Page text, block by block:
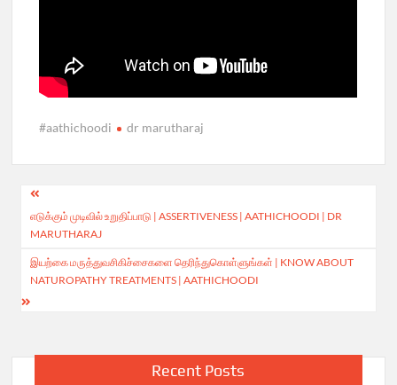
#aathichoodi dr marutharaj
Post
navigation
எடுக்கும் முடிவில் உறுதிப்பாடு | ASSERTIVENESS | AATHICHOODI | DR
MARUTHARAJ
இயற்கை மருத்துவசிகிச்சைகளை தெரிந்துகொள்ளுங்கள் | KNOW ABOUT
NATUROPATHY TREATMENTS | AATHICHOODI
Recent Posts